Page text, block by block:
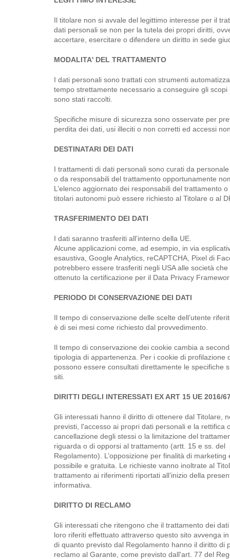
Il titolare non si avvale del legittimo interesse per il
dati personali se non per la tutela dei propri diritti,
accertare, esercitare o difendere un diritto in sede
MODALITA' DEL TRATTAMENTO
I dati personali sono trattati con strumenti
tempo strettamente necessario a conseguire gli scopi
sono stati raccolti.
Specifiche misure di sicurezza sono osservate per
perdita dei dati, usi illeciti o non corretti ed accessi
DESTINATARI DEI DATI
I trattamenti di dati personali sono curati da
o da responsabili del trattamento opportunamente
L’elenco aggiornato dei responsabili del trattamento
titolari autonomi può essere richiesto al Titolare o al
TRASFERIMENTO DEI DATI
I dati saranno trasferiti all’interno della UE.
Alcune applicazioni come, ad esempio, in via
esaustiva, Google Analytics, reCAPTCHA, Pixel di
potrebbero essere trasferiti negli USA alle società che
ottenuto la certificazione per il Data Privacy
PERIODO DI CONSERVAZIONE DEI DATI
Il tempo di conservazione delle scelte dell’utente
è di sei mesi come richiesto dal provvedimento.
Il tempo di conservazione dei cookie cambia a
tipologia di appartenenza. Per i cookie di profilazione
possono essere consultati direttamente le specifiche
siti.
DIRITTI DEGLI INTERESSATI EX ART 15 UE 2016/
Gli interessati hanno il diritto di ottenere dal Titolare,
previsti, l'accesso ai propri dati personali e la rettifica
cancellazione degli stessi o la limitazione del
riguarda o di opporsi al trattamento (artt. 15 e ss. del
Regolamento). L’opposizione per finalità di marketing
possibile e gratuita. Le richieste vanno inoltrate al
trattamento ai riferimenti riportati all’inizio della
informativa.
DIRITTO DI RECLAMO
Gli interessati che ritengono che il trattamento dei
loro riferiti effettuato attraverso questo sito avvenga
di quanto previsto dal Regolamento hanno il diritto di
reclamo al Garante, come previsto dall'art. 77 del